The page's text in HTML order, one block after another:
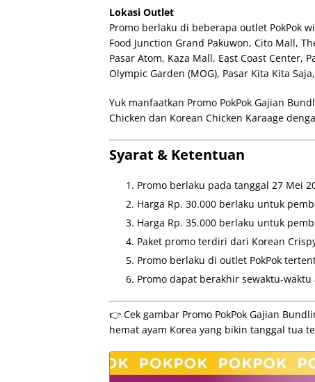
Lokasi Outlet
Promo berlaku di beberapa outlet PokPok
Food Junction Grand Pakuwon, Cito Mall,
Pasar Atom, Kaza Mall, East Coast Center,
Olympic Garden (MOG), Pasar Kita Kita
Yuk manfaatkan Promo PokPok Gajian
Chicken dan Korean Chicken Karaage
Syarat & Ketentuan
Promo berlaku pada tanggal 27 Mei
Harga Rp. 30.000 berlaku untuk
Harga Rp. 35.000 berlaku untuk
Paket promo terdiri dari Korean
Promo berlaku di outlet PokPok
Promo dapat berakhir sewaktu-
👉 Cek gambar Promo PokPok Gajian
hemat ayam Korea yang bikin tanggal tua